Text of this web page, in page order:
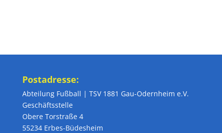
Postadresse:
Abteilung Fußball | TSV 1881 Gau-Odernheim e.V.
Geschäftsstelle
Obere Torstraße 4
55234 Erbes-Büdesheim